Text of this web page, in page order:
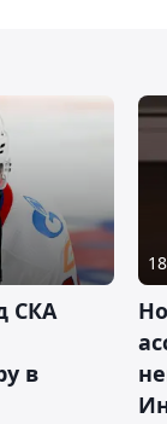
СКА
в